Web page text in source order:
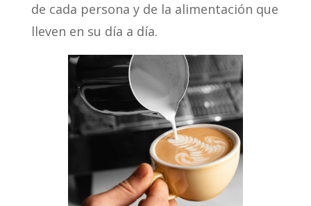
de cada persona y de la alimentación que
lleven en su día a día.